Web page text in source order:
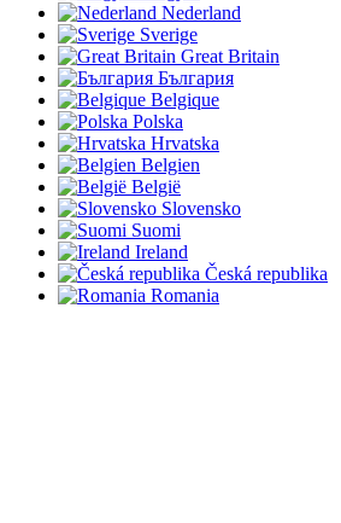
Nederland
Sverige
Great Britain
България
Belgique
Polska
Hrvatska
Belgien
België
Slovensko
Suomi
Ireland
Česká republika
Romania